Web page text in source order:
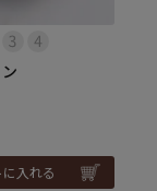
入れる